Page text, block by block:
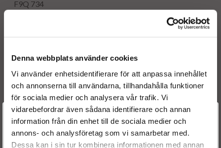
Denna webbplats använder cookies
Vi använder enhetsidentifierare för att anpassa innehållet
och annonserna till användarna, tillhandahålla funktioner
för sociala medier och analysera vår trafik. Vi
vidarebefordrar även sådana identifierare och annan
information från din enhet till de sociala medier och
annons- och analysföretag som vi samarbetar med.
Dessa kan i sin tur kombinera informationen med annan
F9Q 734
År: 1999 - 2003
Originalnummer:
0433175337BOSCH
0986435080BOSCH
F00VC01034
BOSCH
F00ZC99032
BOSCH
F00ZC99626
BOSCH
Välkommen till
Dieselspecialisten.se